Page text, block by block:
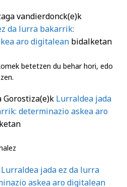
vandierdonck(e)k
da lurra bakarrik:
aro digitalean bidalketan
betetzen du behar hori, edo
Gorostiza(e)k Lurraldea jada
determinazio askea aro
Lurraldea jada ez da lurra
askea aro digitalean